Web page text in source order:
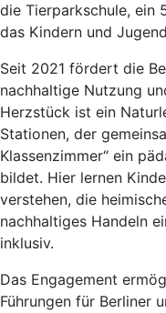
die Tierparkschule, ein
das Kindern und
Seit 2021 fördert die
nachhaltige Nutzung
Herzstück ist ein
Stationen, der
Klassenzimmer“ ein
bildet. Hier lernen
verstehen, die
nachhaltiges Handeln
inklusiv.
Das Engagement
Führungen für Berliner